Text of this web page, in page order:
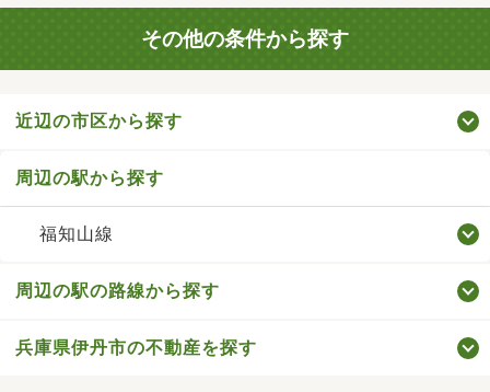
その他の条件から探す
近辺の市区から探す
周辺の駅から探す
福知山線
周辺の駅の路線から探す
兵庫県伊丹市の不動産を探す